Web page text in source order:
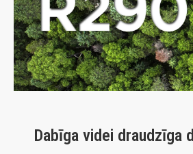
Dabīga videi draudzīga